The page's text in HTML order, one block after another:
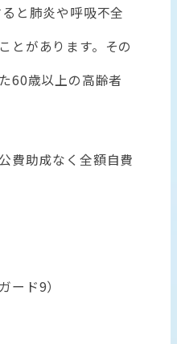
と肺炎や呼吸不全
とがあります。その
60歳以上の高齢者
費助成なく全額自費
ド9）